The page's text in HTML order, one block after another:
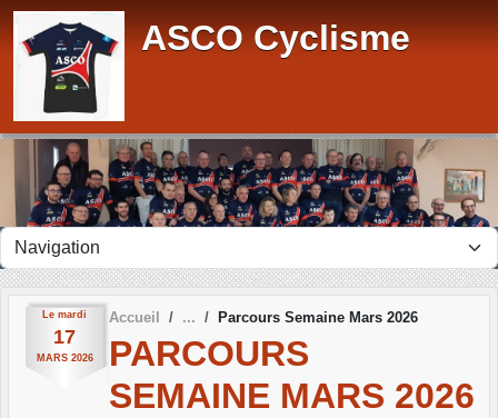
ASCO Cyclisme
Le mardi
17
MARS 2026
Accueil Parcours Semaine Mars 2026
PARCOURS
SEMAINE MARS 2026
Panneau de gestion des cookies